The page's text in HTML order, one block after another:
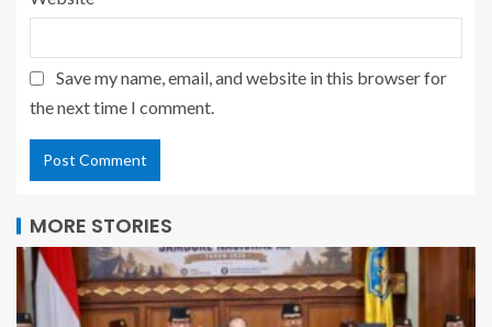
Save my name, email, and website in this browser for
the next time I comment.
MORE STORIES